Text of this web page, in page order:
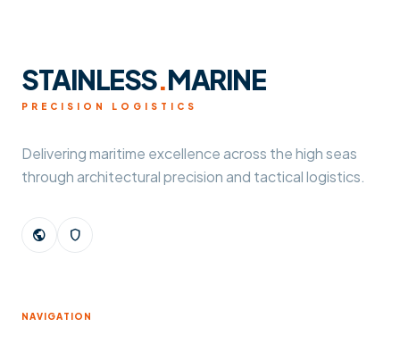
STAINLESS.MARINE
PRECISION LOGISTICS
Delivering maritime excellence across the high seas
through architectural precision and tactical logistics.
public shield
NAVIGATION